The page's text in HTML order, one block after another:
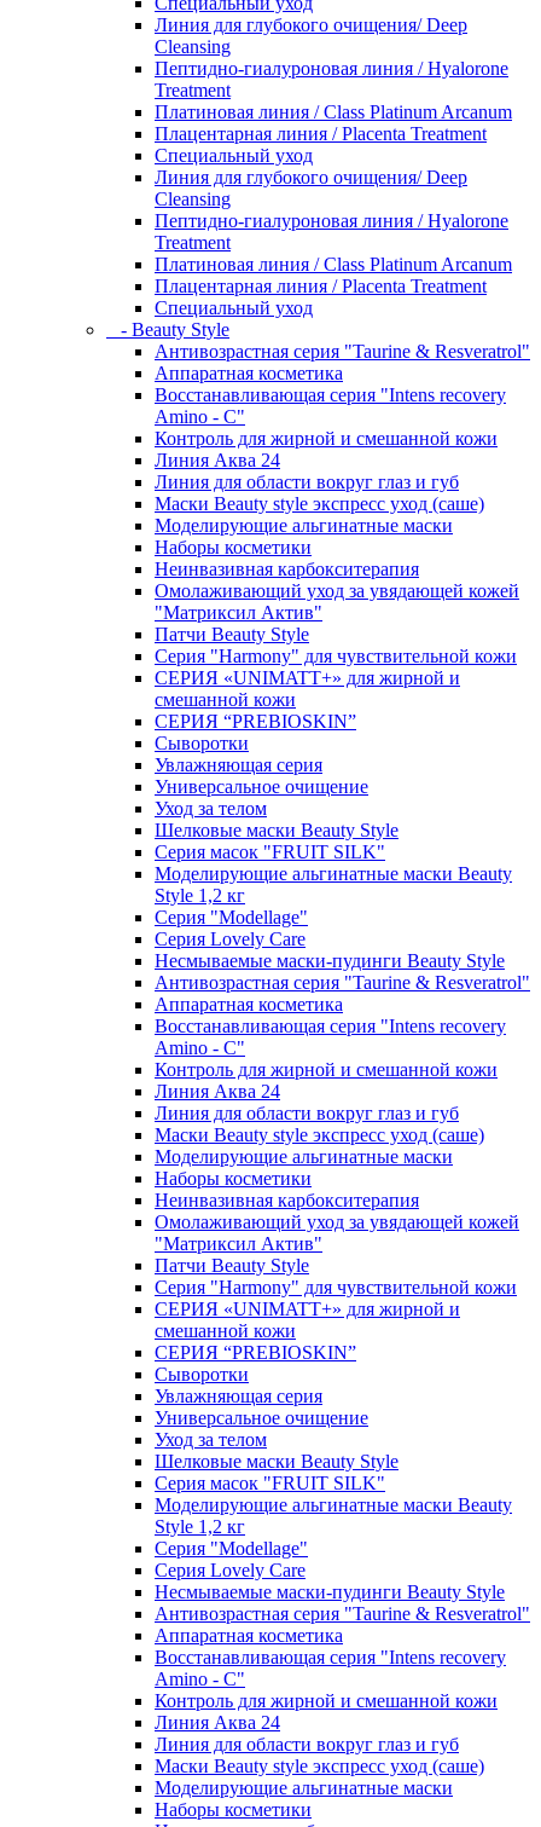
Линия для глубокого очищения/ Deep
Cleansing
Пептидно-гиалуроновая линия / Hyalorone
Treatment
Платиновая линия / Class Platinum Arcanum
Плацентарная линия / Placenta Treatment
Специальный уход
Линия для глубокого очищения/ Deep
Cleansing
Пептидно-гиалуроновая линия / Hyalorone
Treatment
Платиновая линия / Class Platinum Arcanum
Плацентарная линия / Placenta Treatment
Специальный уход
- Beauty Style
Антивозрастная серия "Taurine & Resveratrol"
Аппаратная косметика
Восстанавливающая серия "Intens recovery
Amino - C"
Контроль для жирной и смешанной кожи
Линия Аква 24
Линия для области вокруг глаз и губ
Маски Beauty style экспресс уход (саше)
Моделирующие альгинатные маски
Наборы косметики
Неинвазивная карбокситерапия
Омолаживающий уход за увядающей кожей
"Матриксил Актив"
Патчи Beauty Style
Серия "Harmony" для чувствительной кожи
СЕРИЯ «UNIMATT+» для жирной и
смешанной кожи
СЕРИЯ “PREBIOSKIN”
Сыворотки
Увлажняющая серия
Универсальное очищение
Уход за телом
Шелковые маски Beauty Style
Серия масок "FRUIT SILK"
Моделирующие альгинатные маски Beauty
Style 1,2 кг
Серия "Modellage"
Cерия Lovely Care
Несмываемые маски-пудинги Beauty Style
Антивозрастная серия "Taurine & Resveratrol"
Аппаратная косметика
Восстанавливающая серия "Intens recovery
Amino - C"
Контроль для жирной и смешанной кожи
Линия Аква 24
Линия для области вокруг глаз и губ
Маски Beauty style экспресс уход (саше)
Моделирующие альгинатные маски
Наборы косметики
Неинвазивная карбокситерапия
Омолаживающий уход за увядающей кожей
"Матриксил Актив"
Патчи Beauty Style
Серия "Harmony" для чувствительной кожи
СЕРИЯ «UNIMATT+» для жирной и
смешанной кожи
СЕРИЯ “PREBIOSKIN”
Сыворотки
Увлажняющая серия
Универсальное очищение
Уход за телом
Шелковые маски Beauty Style
Серия масок "FRUIT SILK"
Моделирующие альгинатные маски Beauty
Style 1,2 кг
Серия "Modellage"
Cерия Lovely Care
Несмываемые маски-пудинги Beauty Style
Антивозрастная серия "Taurine & Resveratrol"
Аппаратная косметика
Восстанавливающая серия "Intens recovery
Amino - C"
Контроль для жирной и смешанной кожи
Линия Аква 24
Линия для области вокруг глаз и губ
Маски Beauty style экспресс уход (саше)
Моделирующие альгинатные маски
Наборы косметики